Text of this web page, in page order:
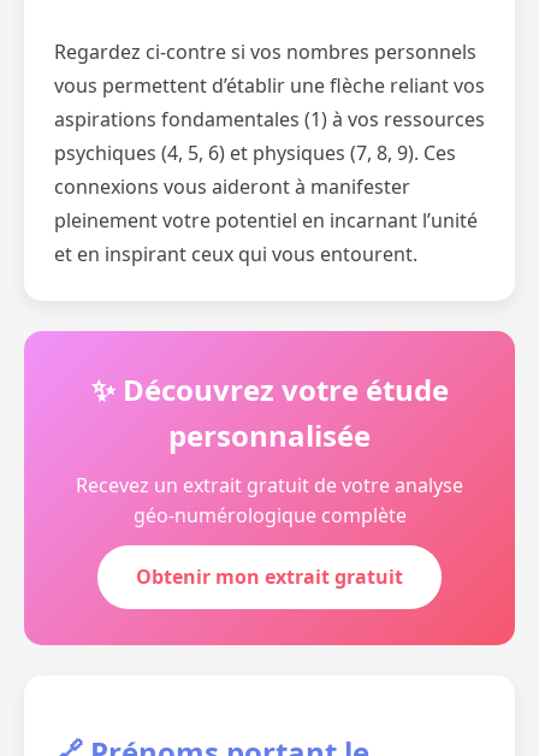
Regardez ci-contre si vos nombres personnels
vous permettent d’établir une flèche reliant vos
aspirations fondamentales (1) à vos ressources
psychiques (4, 5, 6) et physiques (7, 8, 9). Ces
connexions vous aideront à manifester
pleinement votre potentiel en incarnant l’unité
et en inspirant ceux qui vous entourent.
✨ Découvrez votre étude
personnalisée
Recevez un extrait gratuit de votre analyse
géo-numérologique complète
Obtenir mon extrait gratuit